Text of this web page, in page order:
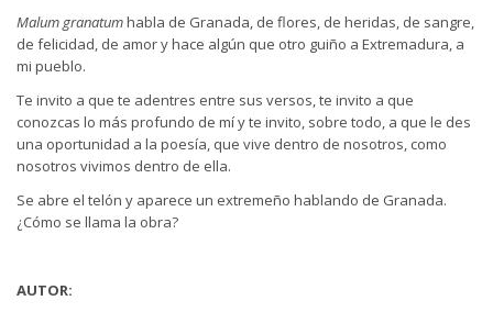
Malum granatumhabla de Granada, de flores, de heridas, de sangre,
de felicidad, de amor y hace algún que otro guiño a Extremadura, a
mi pueblo.
Te invito a que te adentres entre sus versos, te invito a que
conozcas lo más profundo de mí y te invito, sobre todo, a que le des
una oportunidad a la poesía, que vive dentro de nosotros, como
nosotros vivimos dentro de ella.
Se abre el telón y aparece un extremeño hablando de Granada.
¿Cómo se llama la obra?
AUTOR: